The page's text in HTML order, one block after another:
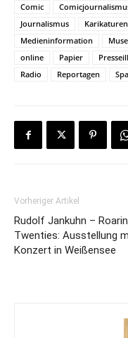
Comic
Journalismus
Karikaturen
Medieninformation
online
Papier
Radio
Reportagen
Vorheriger Artikel
Rudolf Jankuhn –
Twenties: Ausstellung
Konzert in Weißensee